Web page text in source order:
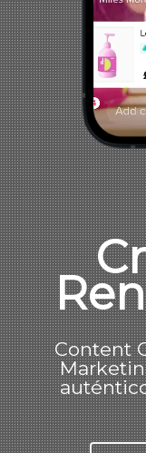
Content